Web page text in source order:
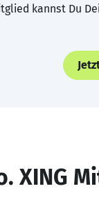
kannst Du
XING